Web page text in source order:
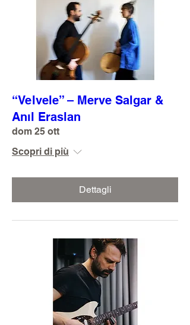
“Velvele” – Merve Salgar &
Anıl Eraslan
dom 25 ott
Scopri di più
Dettagli